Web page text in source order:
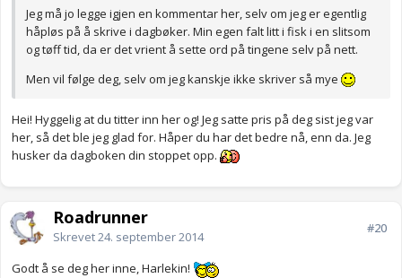
Jeg må jo legge igjen en kommentar her, selv om jeg er egentlig
håpløs på å skrive i dagbøker. Min egen falt litt i fisk i en slitsom
og tøff tid, da er det vrient å sette ord på tingene selv på nett.
Men vil følge deg, selv om jeg kanskje ikke skriver så mye
Hei! Hyggelig at du titter inn her og! Jeg satte pris på deg sist jeg var
her, så det ble jeg glad for. Håper du har det bedre nå, enn da. Jeg
husker da dagboken din stoppet opp.
Roadrunner
Skrevet24. september 2014
#20
Godt å se deg her inne, Harlekin!